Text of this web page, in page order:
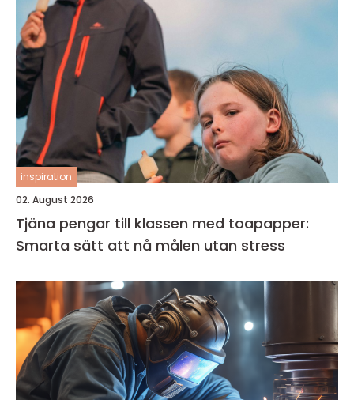
inspiration
02. August 2026
Tjäna pengar till klassen med toapapper:
Smarta sätt att nå målen utan stress